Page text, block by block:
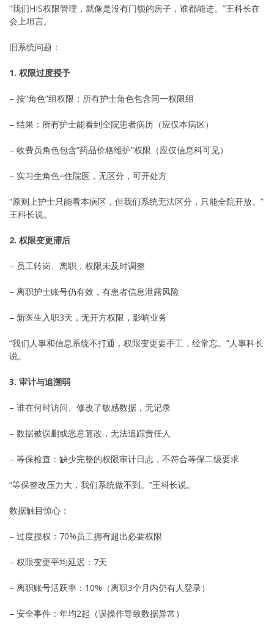
“我们HIS权限管理，就像是没有门锁的房子，谁都能进。”王科长在
会上坦言。
旧系统问题：
1. 权限过度授予
– 按”角色”组权限：所有护士角色包含同一权限组
– 结果：所有护士能看到全院患者病历（应仅本病区）
– 收费员角色包含”药品价格维护”权限（应仅信息科可见）
– 实习生角色=住院医，无区分，可开处方
“原则上护士只能看本病区，但我们系统无法区分，只能全院开放。”
王科长说。
2. 权限变更滞后
– 员工转岗、离职，权限未及时调整
– 离职护士账号仍有效，有患者信息泄露风险
– 新医生入职3天，无开方权限，影响业务
“我们人事和信息系统不打通，权限变更要手工，经常忘。”人事科长
说。
3. 审计与追溯弱
– 谁在何时访问、修改了敏感数据，无记录
– 数据被误删或恶意篡改，无法追踪责任人
– 等保检查：缺少完整的权限审计日志，不符合等保二级要求
“等保整改压力大，我们系统做不到。”王科长说。
数据触目惊心：
– 过度授权：70%员工拥有超出必要权限
– 权限变更平均延迟：7天
– 离职账号活跃率：10%（离职3个月内仍有人登录）
– 安全事件：年均2起（误操作导致数据异常）